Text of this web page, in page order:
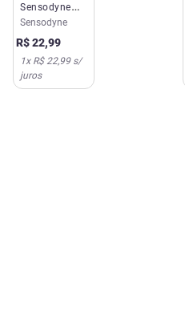
Sensodyne
Limpeza
Profunda 90g
Sensodyne
R$22,99
1x R$ 22,99s/
juros